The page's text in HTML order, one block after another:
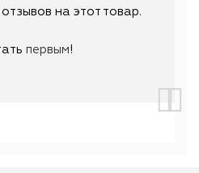
на этот товар.
первым!